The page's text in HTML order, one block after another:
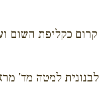
כקליפת השום
למטה מד'